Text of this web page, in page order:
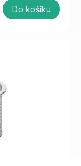
Do košíku